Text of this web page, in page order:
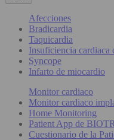
Afecciones
Bradicardia
Taquicardia
Insuficiencia cardiaca
Syncope
Infarto de miocardio
Monitor cardiaco
Monitor cardiaco
Home Monitoring
Patient App de
Cuestionario de la